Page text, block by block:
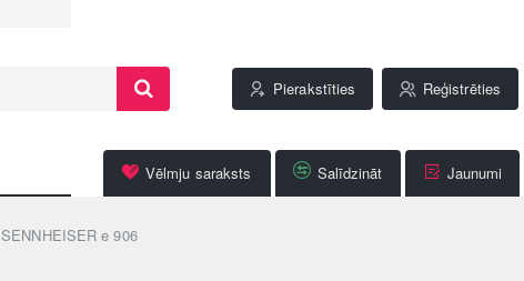
Pierakstīties Reģistrēties
Vēlmju saraksts Salīdzināt Jaunumi
SENNHEISER e 906